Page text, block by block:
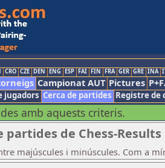
CRO CZE DEN ENG ESP FAI FIN FRA GER GRE INA
Campionat AUT Pictures
jugadors Cerca de partides Registre de
amb aquests criteris.
partides de Chess-Results
majúscules i minúscules. Com a